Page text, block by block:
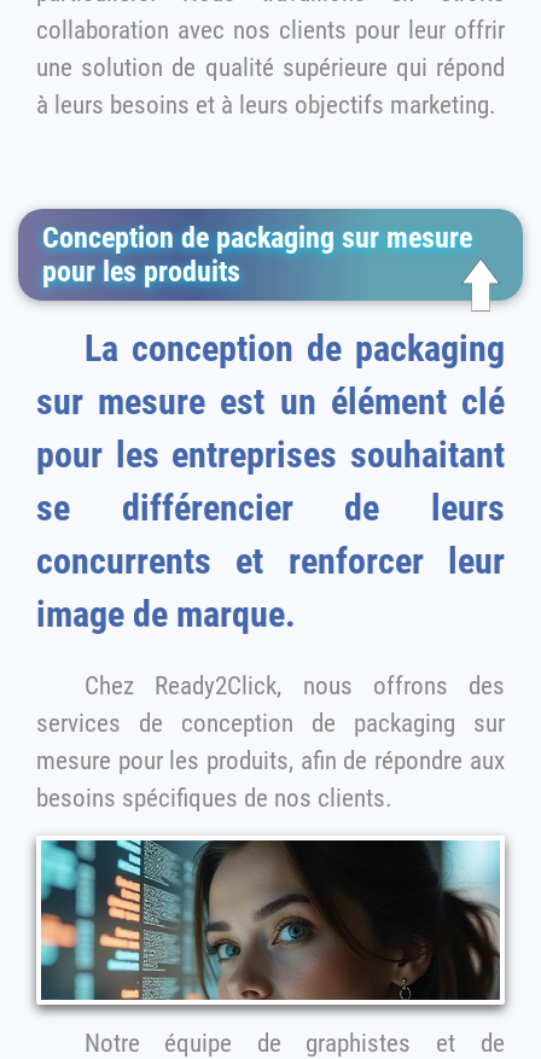
collaboration avec nos clients pour leur offrir
une solution de qualité supérieure qui répond
à leurs besoins et à leurs objectifs marketing.
Conception de packaging sur mesure
pour les produits
La conception de packaging
sur mesure est un élément clé
pour les entreprises souhaitant
se différencier de leurs
concurrents et renforcer leur
image de marque.
Chez Ready2Click, nous offrons des
services de conception de packaging sur
mesure pour les produits, afin de répondre aux
besoins spécifiques de nos clients.
Notre équipe de graphistes et de